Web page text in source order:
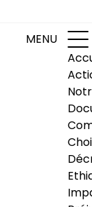
MENU